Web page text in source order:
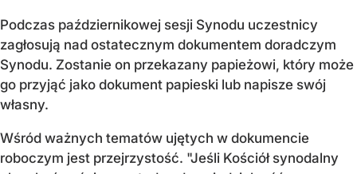
Podczas październikowej sesji Synodu uczestnicy
zagłosują nad ostatecznym dokumentem doradczym
Synodu. Zostanie on przekazany papieżowi, który może
go przyjąć jako dokument papieski lub napisze swój
własny.
Wśród ważnych tematów ujętych w dokumencie
roboczym jest przejrzystość. "Jeśli Kościół synodalny